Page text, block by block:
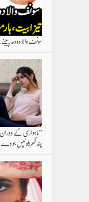
سونف والا دودھ
”ماہواری کے
چند گھریلو ٹپس جو